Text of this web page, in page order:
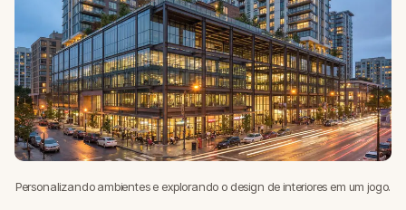
Personalizando ambientes e explorando o design de interiores em um jogo.